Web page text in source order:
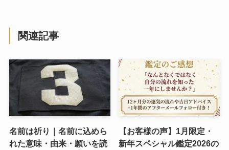
関連記事
名前は祈り｜名前に込めら
れた意味・由来・願いを読
【お客様の声】1月限定・
新年スペシャル鑑定2026の